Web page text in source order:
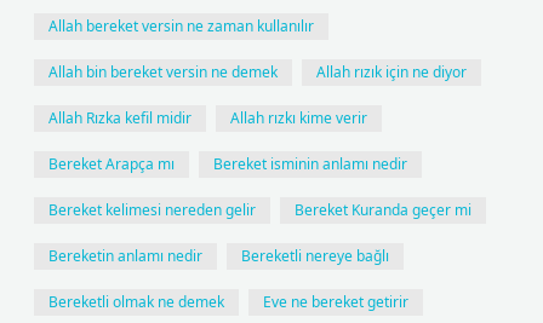
Allah bereket versin ne zaman kullanılır
Allah bin bereket versin ne demek Allah rızık için ne diyor
Allah Rızka kefil midir Allah rızkı kime verir
Bereket Arapça mı Bereket isminin anlamı nedir
Bereket kelimesi nereden gelir Bereket Kuranda geçer mi
Bereketin anlamı nedir Bereketli nereye bağlı
Bereketli olmak ne demek Eve ne bereket getirir